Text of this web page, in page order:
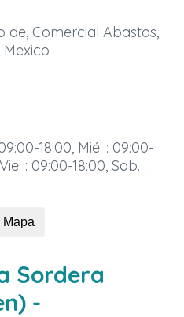
de, Comercial Abastos,
18:00, Mié. : 09:00-
: 09:00-18:00, Sab. :
Mapa
Sordera
-